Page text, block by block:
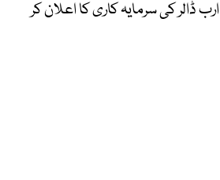
ہائیڈے میں تقریباً 1.2 ارب ڈالر کی سرمایہ کاری کا اعلان کر